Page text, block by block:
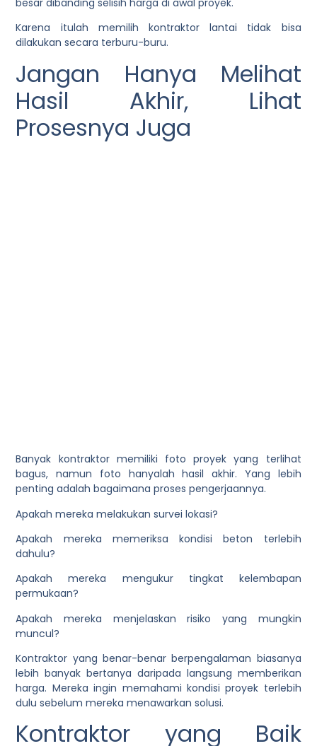
Karena itulah memilih kontraktor lantai tidak bisa
dilakukan secara terburu-buru.
Jangan Hanya Melihat
Hasil Akhir, Lihat
Prosesnya Juga
Banyak kontraktor memiliki foto proyek yang terlihat
bagus, namun foto hanyalah hasil akhir. Yang lebih
penting adalah bagaimana proses pengerjaannya.
Apakah mereka melakukan survei lokasi?
Apakah mereka memeriksa kondisi beton terlebih
dahulu?
Apakah mereka mengukur tingkat kelembapan
permukaan?
Apakah mereka menjelaskan risiko yang mungkin
muncul?
Kontraktor yang benar-benar berpengalaman biasanya
lebih banyak bertanya daripada langsung memberikan
harga. Mereka ingin memahami kondisi proyek terlebih
dulu sebelum mereka menawarkan solusi.
Kontraktor yang Baik